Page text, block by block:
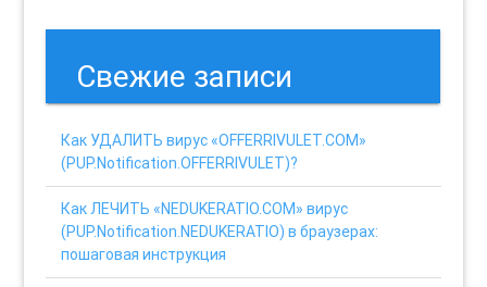
Свежие записи
Как УДАЛИТЬ вирус «OFFERRIVULET.COM»
(PUP.Notification.OFFERRIVULET)?
Как ЛЕЧИТЬ «NEDUKERATIO.COM» вирус
(PUP.Notification.NEDUKERATIO) в браузерах:
пошаговая инструкция